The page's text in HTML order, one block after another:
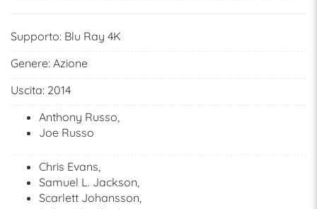
Supporto: Blu Ray 4K
Genere: Azione
Uscita: 2014
Anthony Russo,
Joe Russo
Chris Evans,
Samuel L. Jackson,
Scarlett Johansson,